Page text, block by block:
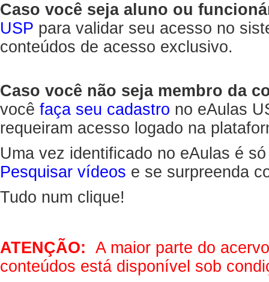
Caso você seja aluno ou
USP para validar seu acesso no
conteúdos de acesso exclusivo.
Caso você não seja membro da
você faça seu cadastro no eAulas
requeiram acesso logado na
Uma vez identificado no eAulas é
Pesquisar vídeos e se surpreenda
Tudo num clique!
ATENÇÃO: A maior parte do
conteúdos está disponível sob